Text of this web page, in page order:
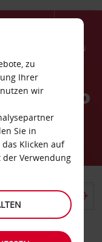
Menü
Diego
zu
Ihrer
wir
Sie in
das Klicken auf
der Verwendung